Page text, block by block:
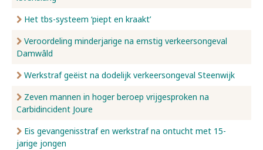
Het tbs-systeem ‘piept en kraakt’
Veroordeling minderjarige na ernstig verkeersongeval
Damwâld
Werkstraf geëist na dodelijk verkeersongeval Steenwijk
Zeven mannen in hoger beroep vrijgesproken na
Carbidincident Joure
Eis gevangenisstraf en werkstraf na ontucht met 15-
jarige jongen